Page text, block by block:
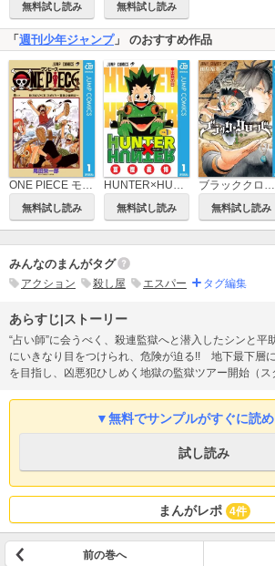
無料試し読み 無料試し読み
「 週刊少年ジャンプ」 のおすすめ作品
ONE PIECE モノクロ版
無料試し読み
HUNTER×HUNTER モノクロ版
無料試し読み 無料試し読み
みんなのまんがタグ
アクション 殺し屋 エスパー タグ編集
あらすじ|ストーリー
“占い師”に会うべく、殺連監獄へと潜入したシンと平
にいきなり目をつけられ、危険が迫る!! 地下最下層
を目指し、凶悪犯ひしめく地獄の監獄ツアー開始（ス
▼無料でサンプルがすぐに読
試し読み
まんがレポ 4件
前の巻へ